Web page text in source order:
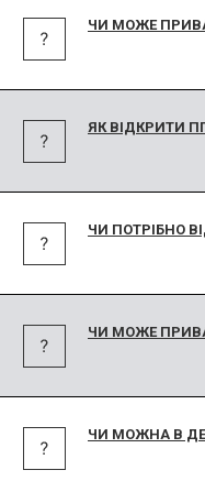
ЧИ МОЖЕ
ЯК ВІДКРИТИ
ЧИ ПОТРІБНО
ЧИ МОЖЕ
ЧИ МОЖНА В